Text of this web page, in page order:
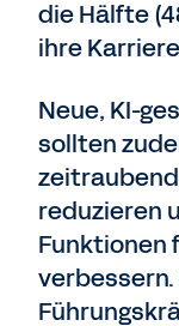
die Hälfte
ihre
Neue, KI-
sollten
reduzieren
Funktionen